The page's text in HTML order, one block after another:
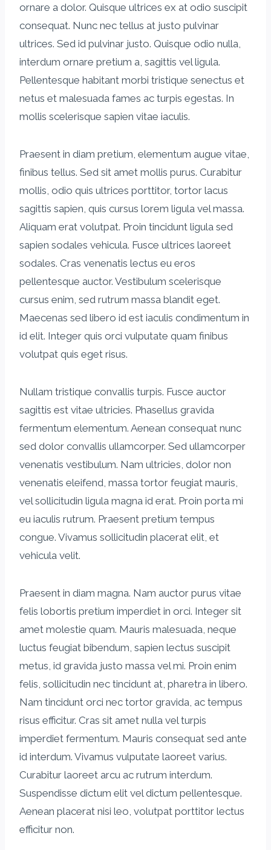
ornare a dolor. Quisque ultrices ex at odio suscipit
consequat. Nunc nec tellus at justo pulvinar
ultrices. Sed id pulvinar justo. Quisque odio nulla,
interdum ornare pretium a, sagittis vel ligula.
Pellentesque habitant morbi tristique senectus et
netus et malesuada fames ac turpis egestas. In
mollis scelerisque sapien vitae iaculis.
Praesent in diam pretium, elementum augue vitae,
finibus tellus. Sed sit amet mollis purus. Curabitur
mollis, odio quis ultrices porttitor, tortor lacus
sagittis sapien, quis cursus lorem ligula vel massa.
Aliquam erat volutpat. Proin tincidunt ligula sed
sapien sodales vehicula. Fusce ultrices laoreet
sodales. Cras venenatis lectus eu eros
pellentesque auctor. Vestibulum scelerisque
cursus enim, sed rutrum massa blandit eget.
Maecenas sed libero id est iaculis condimentum in
id elit. Integer quis orci vulputate quam finibus
volutpat quis eget risus.
Nullam tristique convallis turpis. Fusce auctor
sagittis est vitae ultricies. Phasellus gravida
fermentum elementum. Aenean consequat nunc
sed dolor convallis ullamcorper. Sed ullamcorper
venenatis vestibulum. Nam ultricies, dolor non
venenatis eleifend, massa tortor feugiat mauris,
vel sollicitudin ligula magna id erat. Proin porta mi
eu iaculis rutrum. Praesent pretium tempus
congue. Vivamus sollicitudin placerat elit, et
vehicula velit.
Praesent in diam magna. Nam auctor purus vitae
felis lobortis pretium imperdiet in orci. Integer sit
amet molestie quam. Mauris malesuada, neque
luctus feugiat bibendum, sapien lectus suscipit
metus, id gravida justo massa vel mi. Proin enim
felis, sollicitudin nec tincidunt at, pharetra in libero.
Nam tincidunt orci nec tortor gravida, ac tempus
risus efficitur. Cras sit amet nulla vel turpis
imperdiet fermentum. Mauris consequat sed ante
id interdum. Vivamus vulputate laoreet varius.
Curabitur laoreet arcu ac rutrum interdum.
Suspendisse dictum elit vel dictum pellentesque.
Aenean placerat nisi leo, volutpat porttitor lectus
efficitur non.